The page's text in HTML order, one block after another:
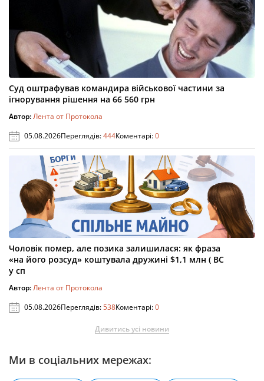
Суд оштрафував командира військової частини за
ігнорування рішення на 66 560 грн
Автор:Лента от Протокола
05.08.2026Переглядів:444Коментарі:0
Чоловік помер, але позика залишилася: як фраза
«на його розсуд» коштувала дружині $1,1 млн ( ВС
у сп
Автор:Лента от Протокола
05.08.2026Переглядів:538Коментарі:0
Дивитись усі новини
Ми в соціальних мережах: